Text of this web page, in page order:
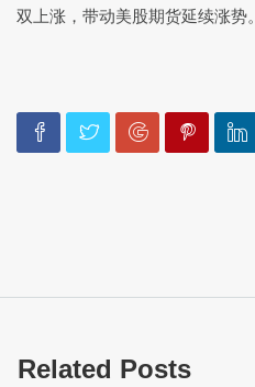
双上涨，带动美股期货延续涨势。
Related Posts